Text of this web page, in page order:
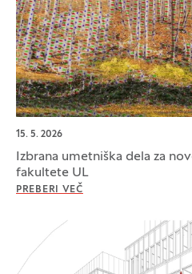
15. 5. 2026
Izbrana umetniška dela za
fakultete UL
PREBERI VEČ